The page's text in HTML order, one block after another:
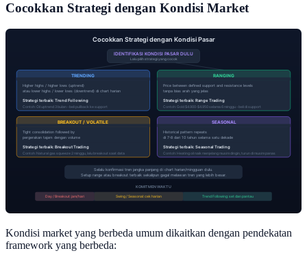
Cocokkan Strategi dengan Kondisi Market
Kondisi market yang berbeda umum dikaitkan dengan pendekatan
framework yang berbeda: